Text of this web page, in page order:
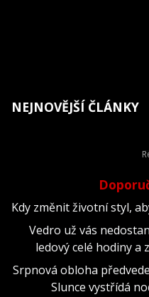
NEJNOVĚJŠÍ ČLÁNKY
Kdy změnit životní styl,
Vedro už vás
ledový celé hodiny a
Srpnová obloha
Slunce vystřídá